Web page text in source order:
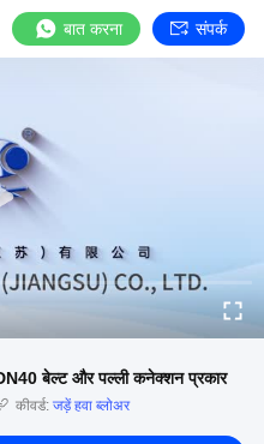
बात करना संपर्क
बेल्ट और पल्ली कनेक्शन प्रकार
कीवर्ड: जड़ें हवा ब्लोअर